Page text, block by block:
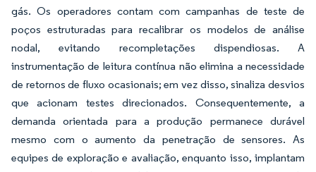
gás. Os operadores contam com campanhas de teste de
poços estruturadas para recalibrar os modelos de análise
nodal, evitando recompletações dispendiosas. A
instrumentação de leitura contínua não elimina a necessidade
de retornos de fluxo ocasionais; em vez disso, sinaliza desvios
que acionam testes direcionados. Consequentemente, a
demanda orientada para a produção permanece durável
mesmo com o aumento da penetração de sensores. As
equipes de exploração e avaliação, enquanto isso, implantam